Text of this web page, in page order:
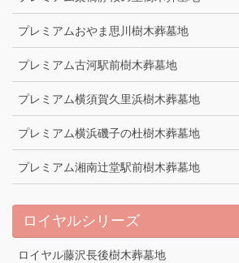
プレミアムおやま思川樹木葬墓地
プレミアム古河駅前樹木葬墓地
プレミアム横須賀久里浜樹木葬墓地
プレミアム横浜磯子の杜樹木葬墓地
プレミアム湘南辻堂駅前樹木葬墓地
ロイヤルシリーズ
ロイヤル藤沢長後樹木葬墓地